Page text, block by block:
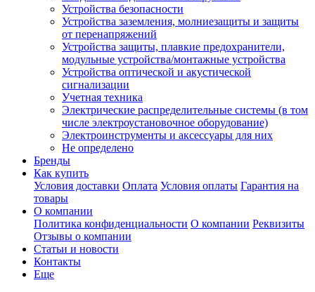
Устройства безопасности
Устройства заземления, молниезащиты и защиты
от перенапряжений
Устройства защиты, плавкие предохранители,
модульные устройства/монтажные устройства
Устройства оптической и акустической
сигнализации
Учетная техника
Электрические распределительные системы (в том
числе электроустановочное оборудование)
Электроинструменты и аксессуары для них
Не определено
Бренды
Как купить
Условия доставки Оплата Условия оплаты Гарантия на
товары
О компании
Политика конфиденциальности О компании Реквизиты
Отзывы о компании
Статьи и новости
Контакты
Еще